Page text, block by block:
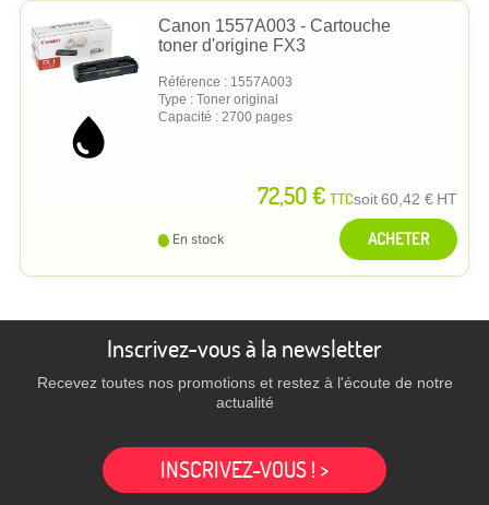
Canon 1557A003 - Cartouche
toner d'origine FX3
Référence : 1557A003
Type : Toner original
Capacité : 2700 pages
72,50 € TTCsoit60,42 € HT
En stock ACHETER
Inscrivez-vous à la newsletter
Recevez toutes nos promotions et restez à l'écoute de notre
actualité
INSCRIVEZ-VOUS ! >